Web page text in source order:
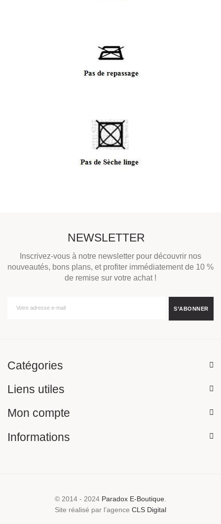
NEWSLETTER
Inscrivez-vous à notre newsletter pour découvrir nos
nouveautés, bons plans, et profiter immédiatement de 10 %
de remise sur votre achat !
Catégories
Liens utiles
Mon compte
Informations
© 2014 - 2024 Paradox E-Boutique
Site réalisé par l’agence CLS Digital